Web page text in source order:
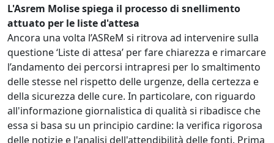
L'Asrem Molise spiega il processo di snellimento
attuato per le liste d'attesa
Ancora una volta l’ASReM si ritrova ad intervenire sulla
questione ‘Liste di attesa’ per fare chiarezza e rimarcare
l’andamento dei percorsi intrapresi per lo smaltimento
delle stesse nel rispetto delle urgenze, della certezza e
della sicurezza delle cure. In particolare, con riguardo
all'informazione giornalistica di qualità si ribadisce che
essa si basa su un principio cardine: la verifica rigorosa
delle notizie e l'analisi dell'attendibilità delle fonti. Prima